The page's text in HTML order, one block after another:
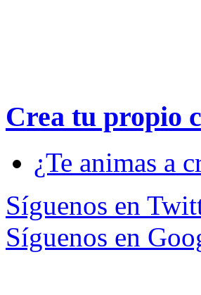
Crea tu propio
¿Te animas a
Síguenos en
Síguenos en